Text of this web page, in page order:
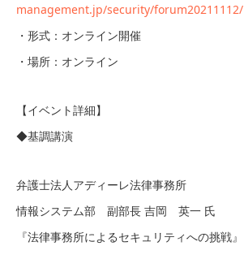
management.jp/security/forum20211112/
・形式：オンライン開催
・場所：オンライン
【イベント詳細】
◆基調講演
弁護士法人アディーレ法律事務所
情報システム部 副部長 吉岡 英一 氏
『法律事務所によるセキュリティへの挑戦』